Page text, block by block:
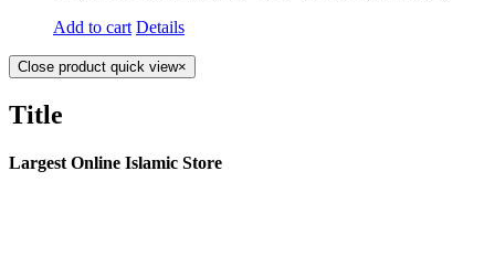
Add to cart Details
Close product quick view×
Title
Largest Online Islamic Store